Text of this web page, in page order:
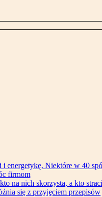
energetykę. Niektóre w 40
firmom
na nich skorzysta, a kto straci
się z przyjęciem przepisów